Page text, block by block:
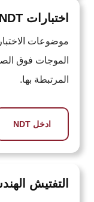
اختبارات NDT
موضوعات
الموجات فوق
المرتبطة بها.
ادخل NDT
التفتيش